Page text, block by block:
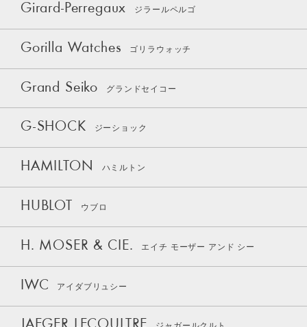
Girard-Perregaux ジラールペルゴ
Gorilla Watches ゴリラウォッチ
Grand Seiko グランドセイコー
G-SHOCK ジーショック
HAMILTON ハミルトン
HUBLOT ウブロ
H. MOSER & CIE. エイチ モーザー アンド シー
IWC アイダブリュシー